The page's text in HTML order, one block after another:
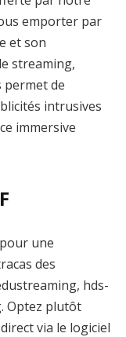
emporter par
et son
streaming,
permet de
intrusives
immersive
une
des
hds-
Optez plutôt
via le logiciel